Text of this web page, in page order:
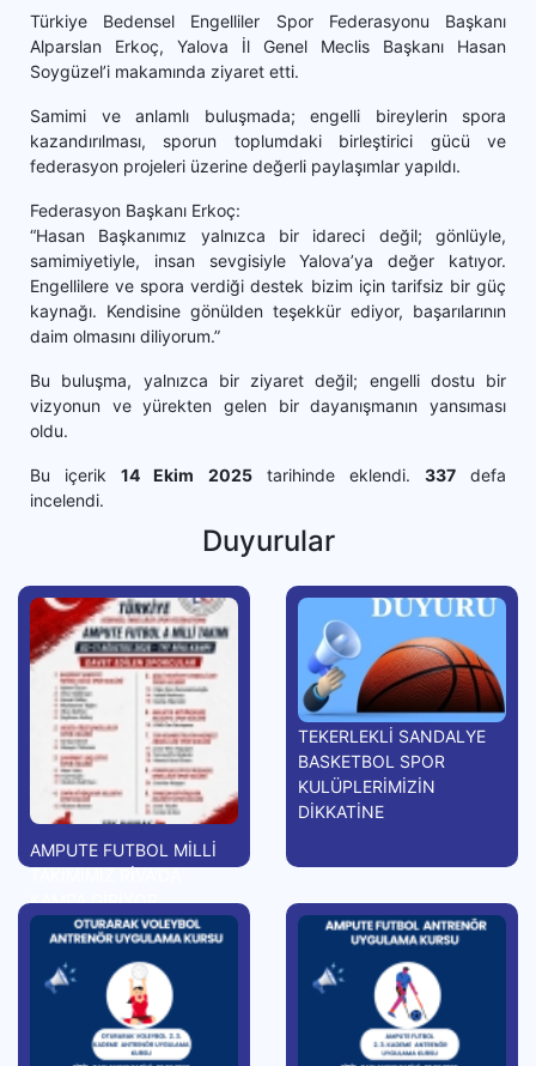
Türkiye Bedensel Engelliler Spor Federasyonu Başkanı
Alparslan Erkoç, Yalova İl Genel Meclis Başkanı Hasan
Soygüzel’i makamında ziyaret etti.
Samimi ve anlamlı buluşmada; engelli bireylerin spora
kazandırılması, sporun toplumdaki birleştirici gücü ve
federasyon projeleri üzerine değerli paylaşımlar yapıldı.
Federasyon Başkanı Erkoç:
“Hasan Başkanımız yalnızca bir idareci değil; gönlüyle,
samimiyetiyle, insan sevgisiyle Yalova’ya değer katıyor.
Engellilere ve spora verdiği destek bizim için tarifsiz bir güç
kaynağı. Kendisine gönülden teşekkür ediyor, başarılarının
daim olmasını diliyorum.”
Bu buluşma, yalnızca bir ziyaret değil; engelli dostu bir
vizyonun ve yürekten gelen bir dayanışmanın yansıması
oldu.
Bu içerik14 Ekim 2025tarihinde eklendi. 337defa
incelendi.
Duyurular
AMPUTE FUTBOL MİLLİ
KAMPA GİRİYOR
TEKERLEKLİ SANDALYE
BASKETBOL SPOR
KULÜPLERİMİZİN
DİKKATİNE